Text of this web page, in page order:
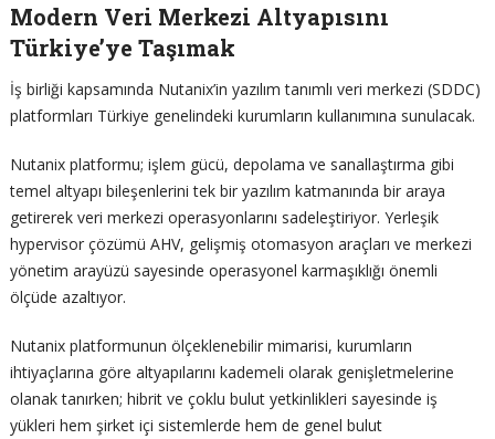
Modern Veri Merkezi Altyapısını
Türkiye’ye Taşımak
İş birliği kapsamında Nutanix’in yazılım tanımlı veri merkezi (SDDC)
platformları Türkiye genelindeki kurumların kullanımına sunulacak.
Nutanix platformu; işlem gücü, depolama ve sanallaştırma gibi
temel altyapı bileşenlerini tek bir yazılım katmanında bir araya
getirerek veri merkezi operasyonlarını sadeleştiriyor. Yerleşik
hypervisor çözümü AHV, gelişmiş otomasyon araçları ve merkezi
yönetim arayüzü sayesinde operasyonel karmaşıklığı önemli
ölçüde azaltıyor.
Nutanix platformunun ölçeklenebilir mimarisi, kurumların
ihtiyaçlarına göre altyapılarını kademeli olarak genişletmelerine
olanak tanırken; hibrit ve çoklu bulut yetkinlikleri sayesinde iş
yükleri hem şirket içi sistemlerde hem de genel bulut